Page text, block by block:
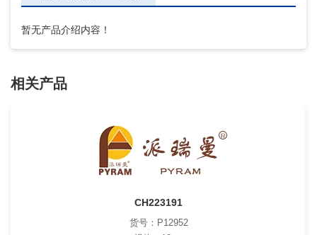
暂无产品介绍内容！
相关产品
CH223191
货号：P12952